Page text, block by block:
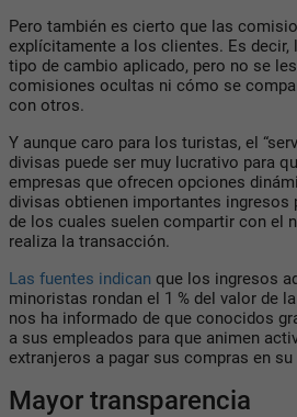
Pero también es cierto que las
explícitamente a los clientes. Es decir,
tipo de cambio aplicado, pero no se
comisiones ocultas ni cómo se
con otros.
Y aunque caro para los turistas, el
divisas puede ser muy lucrativo para
empresas que ofrecen opciones
divisas obtienen importantes ingresos
de los cuales suelen compartir con el
realiza la transacción.
Las fuentes indican que los ingresos
minoristas rondan el 1 % del valor de
nos ha informado de que conocidos
a sus empleados para que animen
extranjeros a pagar sus compras en
Mayor transparencia